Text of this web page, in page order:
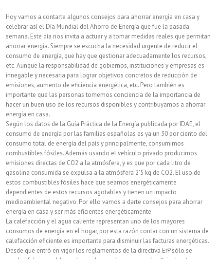
eficiencia
energética
en
una
vivienda?
Hoy vamos a contarte algunos consejos para ahorrar energía en casa y
celebrar así el Día Mundial del Ahorro de Energía que fue la pasada
semana. Este día nos invita a actuar y a tomar medidas reales que permitan
ahorrar energía. Siempre se escucha la necesidad urgente de reducir el
consumo de energía, que hay que gestionar adecuadamente los recursos,
etc. Aunque la responsabilidad de gobiernos, instituciones y empresas es
innegable y necesaria para lograr objetivos concretos de reducción de
emisiones, aumento de eficiencia energética, etc. Pero también es
importante que las personas tomemos conciencia de la importancia de
hacer un buen uso de los recursos disponibles y contribuyamos a ahorrar
energía en casa.
Según los datos de la Guía Práctica de la Energía publicada por IDAE, el
consumo de energía por las familias españolas es ya un 30 por ciento del
consumo total de energía del país y principalmente, consumimos
combustibles fósiles. Además usando el vehículo privado producimos
emisiones directas de CO2 a la atmósfera, y es que por cada litro de
gasolina consumida se expulsa a la atmósfera 2’5 kg de CO2. El uso de
estos combustibles fósiles hace que seamos energéticamente
dependientes de estos recursos agotables y tienen un impacto
medioambiental negativo. Por ello vamos a darte consejos para ahorrar
energía en casa y ser más eficientes energéticamente.
La calefacción y el agua caliente representan uno de los mayores
consumos de energía en el hogar, por esta razón contar con un sistema de
calefacción eficiente es importante para disminuir las facturas energéticas.
Desde que entró en vigor los reglamentos de la directiva ErP sólo se